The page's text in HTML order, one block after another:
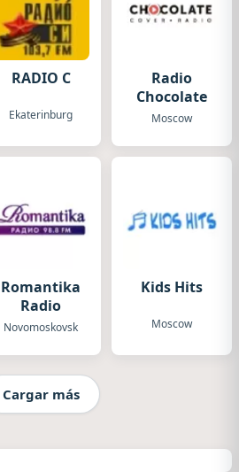
RADIO C
Ekaterinburg
Radio
Chocolate
Moscow
Romantika
Radio
Novomoskovsk
Kids Hits
Moscow
Cargar más